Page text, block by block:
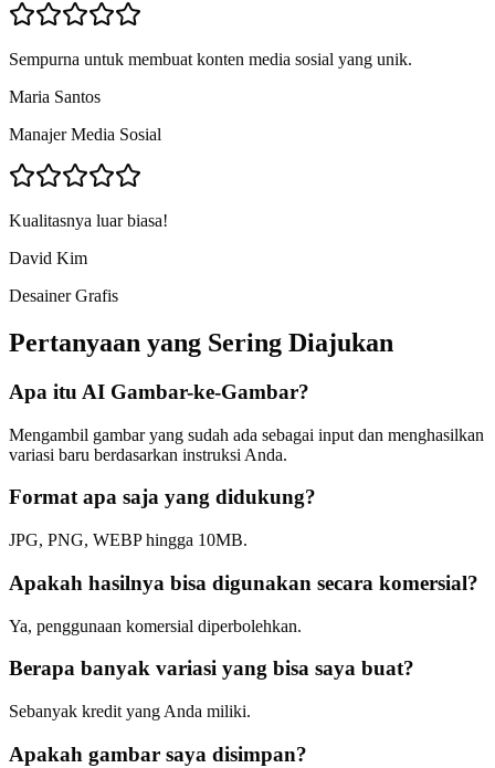
Sempurna untuk membuat konten media sosial yang unik.
Maria Santos
Manajer Media Sosial
Kualitasnya luar biasa!
David Kim
Desainer Grafis
Pertanyaan yang Sering Diajukan
Apa itu AI Gambar-ke-Gambar?
Mengambil gambar yang sudah ada sebagai input dan menghasilkan
variasi baru berdasarkan instruksi Anda.
Format apa saja yang didukung?
JPG, PNG, WEBP hingga 10MB.
Apakah hasilnya bisa digunakan secara komersial?
Ya, penggunaan komersial diperbolehkan.
Berapa banyak variasi yang bisa saya buat?
Sebanyak kredit yang Anda miliki.
Apakah gambar saya disimpan?